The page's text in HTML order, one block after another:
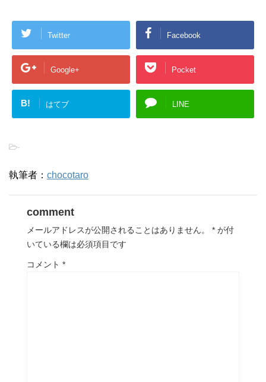
Twitter Facebook
Google+ Pocket
B! はてブ LINE
-
執筆者： chocotaro
comment
メールアドレスが公開されることはありません。 * が付
いている欄は必須項目です
コメント *